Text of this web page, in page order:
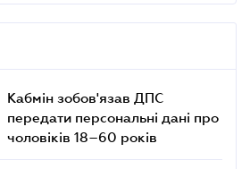
Кабмін зобов'язав ДПС
передати персональні дані про
чоловіків 18–60 років